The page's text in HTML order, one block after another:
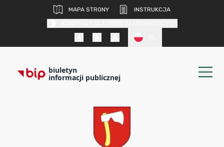
MAPA STRONY
INSTRUKCJA
biuletyn
informacji publicznej